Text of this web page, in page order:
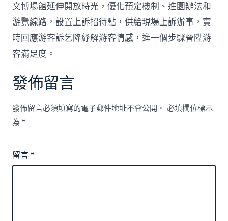
文博場館延伸開放時光，優化預定機制、進園辦法和
游覽線路，設置上訴招待點，供給現場上訴辦事，實
時回應游客訴乞降紓解游客情感，進一個步驟晉陞游
客滿足度。
發佈留言
發佈留言必須填寫的電子郵件地址不會公開。 必填欄位標示
為*
留言*